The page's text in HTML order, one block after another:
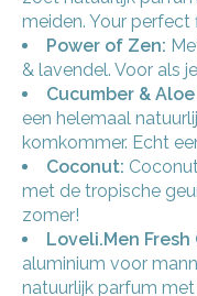
meiden. Your perfect
Power of Zen:
& lavendel. Voor als
Cucumber & Aloe
een helemaal
komkommer. Echt
Coconut:
met de tropische
zomer!
Loveli.Men
aluminium voor
natuurlijk parfum